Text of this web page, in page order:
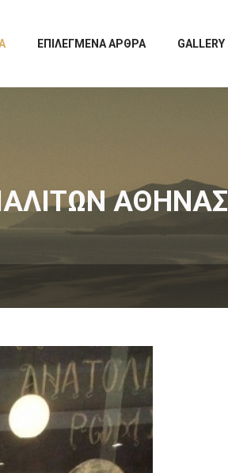
ΕΠΙΛΕΓΜΕΝΑ ΑΡΘΡΑ GALLERY
ΑΘΗΝΑΣ